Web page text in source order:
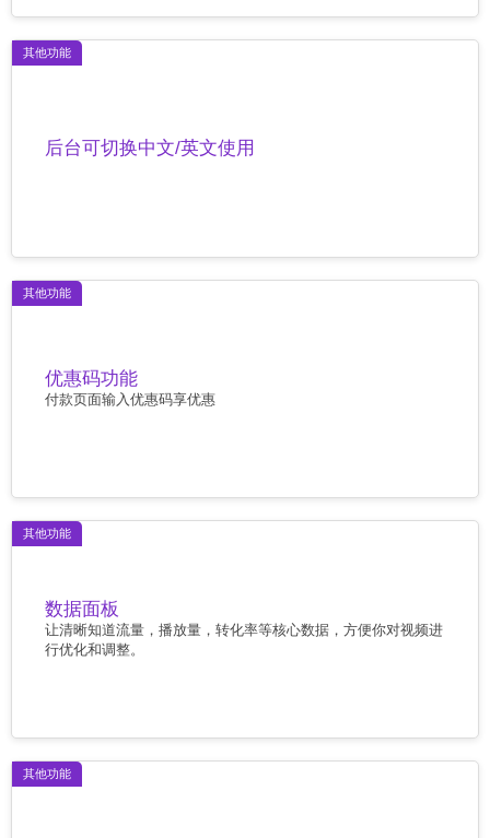
后台可切换中文/英文使用
其他功能
优惠码功能
付款页面输入优惠码享优惠
其他功能
数据面板
让清晰知道流量，播放量，转化率等核心数据，方便你对视频进
行优化和调整。
其他功能
其他功能